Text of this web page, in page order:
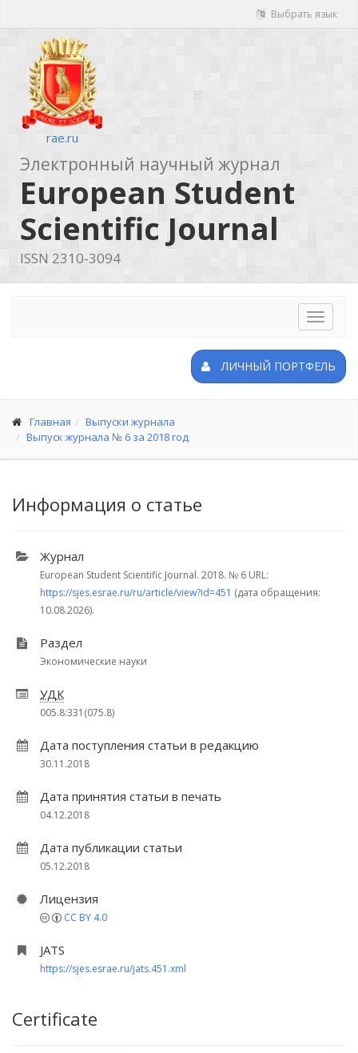
Выбрать язык
rae.ru
Электронный научный журнал
European Student
Scientific Journal
ISSN 2310-3094
Toggle
ЛИЧНЫЙ ПОРТФЕЛЬ
Главная
Выпуски журнала
Выпуск журнала № 6 за 2018 год
Информация о статье
Журнал
European Student Scientific Journal. 2018. № 6 URL:
https://sjes.esrae.ru/ru/article/view?id=451 (дата обращения:
10.08.2026).
Раздел
Экономические науки
УДК
005.8:331(075.8)
Дата поступления статьи в редакцию
30.11.2018
Дата принятия статьи в печать
04.12.2018
Дата публикации статьи
05.12.2018
Лицензия
CC BY 4.0
JATS
https://sjes.esrae.ru/jats.451.xml
Certificate